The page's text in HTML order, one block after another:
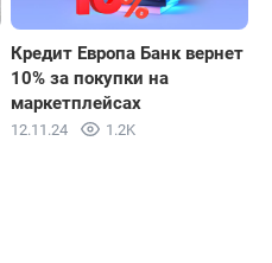
Кредит Европа Банк вернет
10% за покупки на
маркетплейсах
12.11.24 1.2K